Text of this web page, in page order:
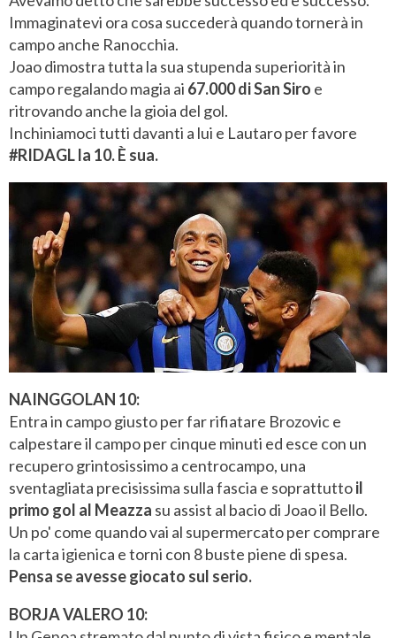
Immaginatevi ora cosa succederà quando tornerà in
campo anche Ranocchia.
Joao dimostra tutta la sua stupenda superiorità in
campo regalando magia ai 67.000 di San Siro e
ritrovando anche la gioia del gol.
Inchiniamoci tutti davanti a lui e Lautaro per favore
#RIDAGL la 10. È sua.
NAINGGOLAN 10:
Entra in campo giusto per far rifiatare Brozovic e
calpestare il campo per cinque minuti ed esce con un
recupero grintosissimo a centrocampo, una
sventagliata precisissima sulla fascia e soprattuttoil
primo gol al Meazza su assist al bacio di Joao il Bello.
Un po' come quando vai al supermercato per comprare
la carta igienica e torni con 8 buste piene di spesa.
Pensa se avesse giocato sul serio.
BORJA VALERO 10: